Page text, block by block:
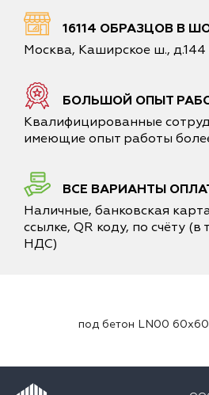
16114 ОБРАЗЦОВ В
Москва, Каширское ш., д.144
БОЛЬШОЙ ОПЫТ
Квалифицированные
имеющие опыт работы
ВСЕ ВАРИАНТЫ
Наличные, банковская
ссылке, QR коду, по счёту (в
НДС)
под бетон LN00